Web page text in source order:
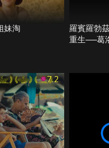
妹淘
羅賓羅勃
重生──葛
7.2